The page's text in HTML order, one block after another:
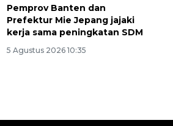
Pemprov Banten dan
Prefektur Mie Jepang jajaki
kerja sama peningkatan SDM
5 Agustus 2026 10:35
18:45:00